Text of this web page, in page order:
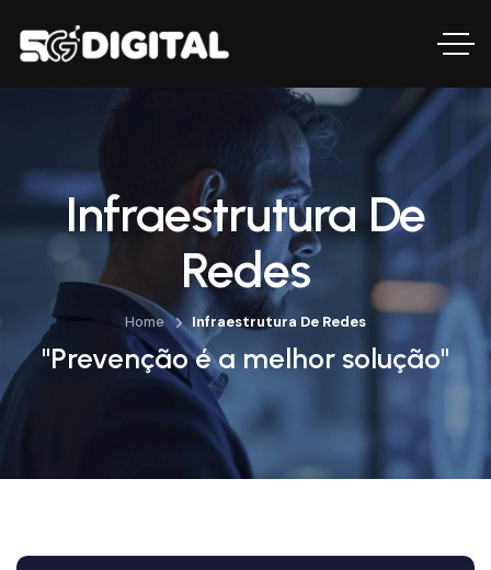
Infraestrutura De
Redes
Home Infraestrutura De Redes
"Prevenção é a melhor solução"